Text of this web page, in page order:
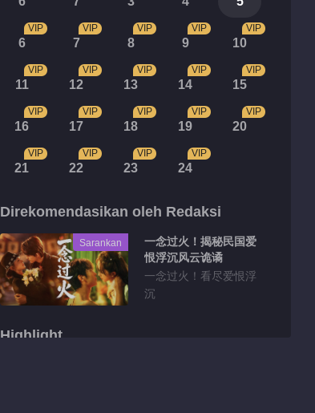
6
VIP
7
VIP
8
VIP
9
VIP
10
VIP
11
VIP
12
VIP
13
VIP
14
VIP
15
VIP
16
VIP
17
VIP
18
VIP
19
VIP
20
VIP
21
VIP
22
VIP
23
VIP
24
VIP
Direkomendasikan oleh Redaksi
Sarankan
一念过火！揭秘民国爱
恨浮沉风云诡谲
一念过火！看尽爱恨浮
沉
Highlight